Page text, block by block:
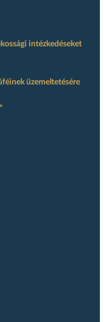
intézkedéseket
üzemeltetésére